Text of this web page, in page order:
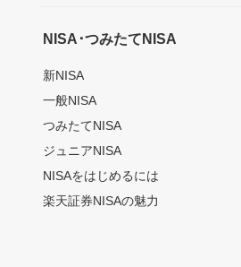
NISA･つみたてNISA
新NISA
一般NISA
つみたてNISA
ジュニアNISA
NISAをはじめるには
楽天証券NISAの魅力